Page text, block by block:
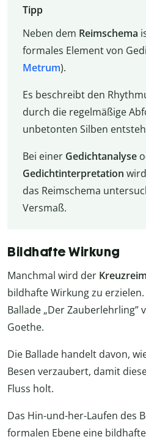
Tipp
Neben dem Reimschema
formales Element von
Metrum).
Es beschreibt den
durch die regelmäßige
unbetonten Silben
Bei einer Gedichtanalyse
Gedichtinterpretation
das Reimschema
Versmaß.
Bildhafte Wirkung
Manchmal wird der Kreuzreim
bildhafte Wirkung zu
Ballade „Der Zauberlehrling”
Goethe.
Die Ballade handelt davon,
Besen verzaubert, damit
Fluss holt.
Das Hin-und-her-Laufen des
formalen Ebene eine